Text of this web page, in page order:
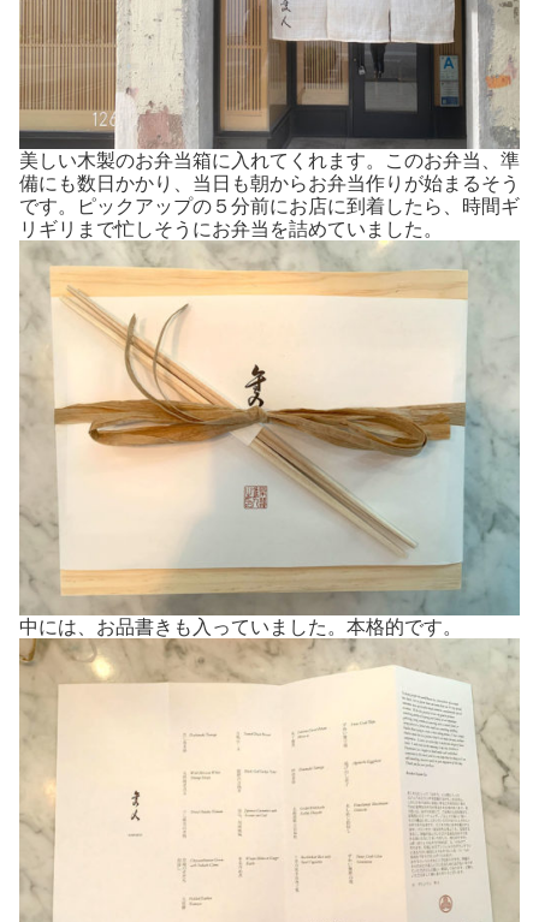
美しい木製のお弁当箱に入れてくれます。このお弁当、準
備にも数日かかり、当日も朝からお弁当作りが始まるそう
です。ピックアップの５分前にお店に到着したら、時間ギ
リギリまで忙しそうにお弁当を詰めていました。
中には、お品書きも入っていました。本格的です。